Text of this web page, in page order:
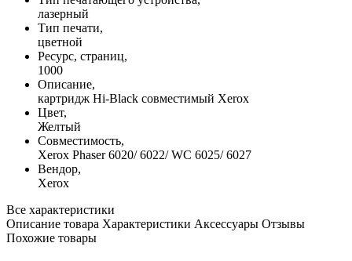
лазерный
Тип печати,
цветной
Ресурс, страниц,
1000
Описание,
картридж Hi-Black совместимый Xerox
Цвет,
Желтый
Совместимость,
Xerox Phaser 6020/ 6022/ WC 6025/ 6027
Вендор,
Xerox
Все характеристики
Описание товара Характеристики Аксессуары Отзывы
Похожие товары